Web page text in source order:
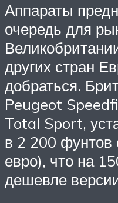
Аппараты
очередь для
других стран
добраться.
Peugeot
Total Sport,
в 2 200 фунтов
евро), что на
дешевле